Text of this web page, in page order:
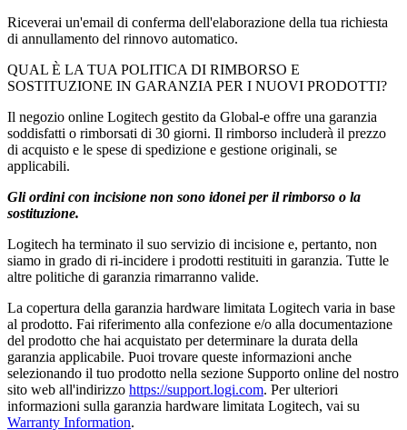
Riceverai un'email di conferma dell'elaborazione della tua richiesta
di annullamento del rinnovo automatico.
QUAL È LA TUA POLITICA DI RIMBORSO E
SOSTITUZIONE IN GARANZIA PER I NUOVI PRODOTTI?
Il negozio online Logitech gestito da Global-e offre una garanzia
soddisfatti o rimborsati di 30 giorni. Il rimborso includerà il prezzo
di acquisto e le spese di spedizione e gestione originali, se
applicabili.
Gli ordini con incisione non sono idonei per il rimborso o la
sostituzione.
Logitech ha terminato il suo servizio di incisione e, pertanto, non
siamo in grado di ri-incidere i prodotti restituiti in garanzia. Tutte le
altre politiche di garanzia rimarranno valide.
La copertura della garanzia hardware limitata Logitech varia in base
al prodotto. Fai riferimento alla confezione e/o alla documentazione
del prodotto che hai acquistato per determinare la durata della
garanzia applicabile. Puoi trovare queste informazioni anche
selezionando il tuo prodotto nella sezione Supporto online del nostro
sito web all'indirizzo https://support.logi.com. Per ulteriori
informazioni sulla garanzia hardware limitata Logitech, vai su
Warranty Information.